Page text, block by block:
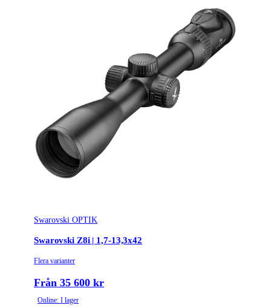
Swarovski OPTIK
Swarovski Z8i | 1,7-13,3x42
Flera varianter
Från 35 600 kr
Online: I lager